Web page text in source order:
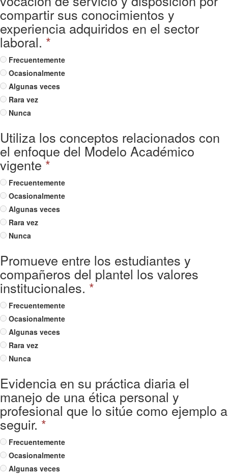
compartir sus conocimientos y
experiencia adquiridos en el sector
laboral. *
Frecuentemente
Ocasionalmente
Algunas veces
Rara vez
Nunca
Utiliza los conceptos relacionados con
el enfoque del Modelo Académico
vigente *
Frecuentemente
Ocasionalmente
Algunas veces
Rara vez
Nunca
Promueve entre los estudiantes y
compañeros del plantel los valores
institucionales. *
Frecuentemente
Ocasionalmente
Algunas veces
Rara vez
Nunca
Evidencia en su práctica diaria el
manejo de una ética personal y
profesional que lo sitúe como ejemplo a
seguir. *
Frecuentemente
Ocasionalmente
Algunas veces